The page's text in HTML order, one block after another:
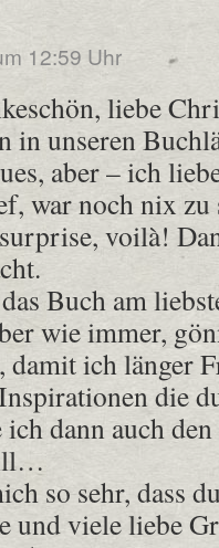
12:59 Uhr
liebe
in unseren
aber – ich
war noch nix zu
voilà!
Buch am
wie immer,
damit ich länger
die
dann auch
so sehr, dass
und viele liebe